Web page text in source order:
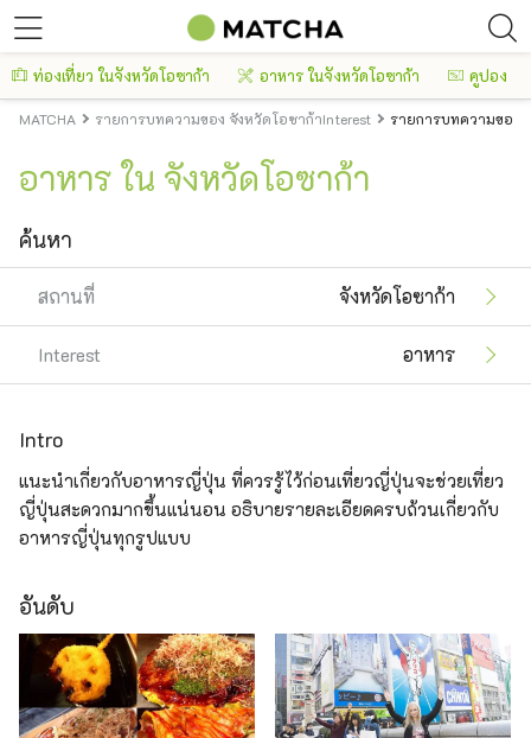
ท่องเที่ยว ในจังหวัดโอซาก้า อาหาร ในจังหวัดโอซาก้า คูปอง
MATCHA รายการบทความของ จังหวัดโอซาก้าInterest รายการบทความของ
อาหาร ใน จังหวัดโอซาก้า
ค้นหา
สถานที่ จังหวัดโอซาก้า
Interest อาหาร
Intro
แนะนำเกี่ยวกับอาหารญี่ปุ่น ที่ควรรู้ไว้ก่อนเที่ยวญี่ปุ่นจะช่วยเที่ยว
ญี่ปุ่นสะดวกมากขึ้นแน่นอน อธิบายรายละเอียดครบถ้วนเกี่ยวกับ
อาหารญี่ปุ่นทุกรูปแบบ
อันดับ